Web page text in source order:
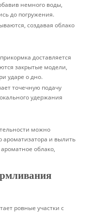
немного воды,
до погружения.
создавая облако
доставляется
закрытые модели,
ударе о дно.
точечную подачу
удержания
можно
ароматизатора и вылить
ароматное облако,
ровные участки с